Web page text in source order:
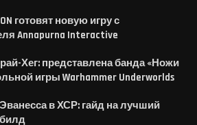
готовят новую игру с
Annapurna Interactive
Хег: представлена банда «Ножи
игры Warhammer Underworlds
Эванесса в ХСР: гайд на лучший
билд